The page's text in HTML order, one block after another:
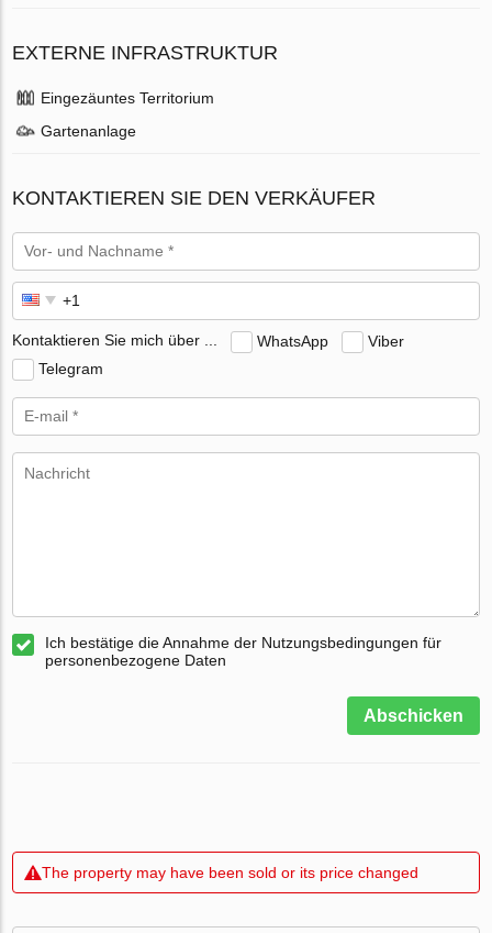
EXTERNE INFRASTRUKTUR
Eingezäuntes Territorium
Gartenanlage
KONTAKTIEREN SIE DEN VERKÄUFER
Kontaktieren Sie mich über ... WhatsApp
Viber
Telegram
Ich bestätige die Annahme der Nutzungsbedingungen für
personenbezogene Daten
Abschicken
The property may have been sold or its price changed